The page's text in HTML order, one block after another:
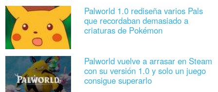
Palworld 1.0 rediseña varios Pals
que recordaban demasiado a
criaturas de Pokémon
Palworld vuelve a arrasar en Steam
con su versión 1.0 y solo un juego
consigue superarlo